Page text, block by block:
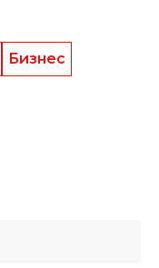
Бизнес